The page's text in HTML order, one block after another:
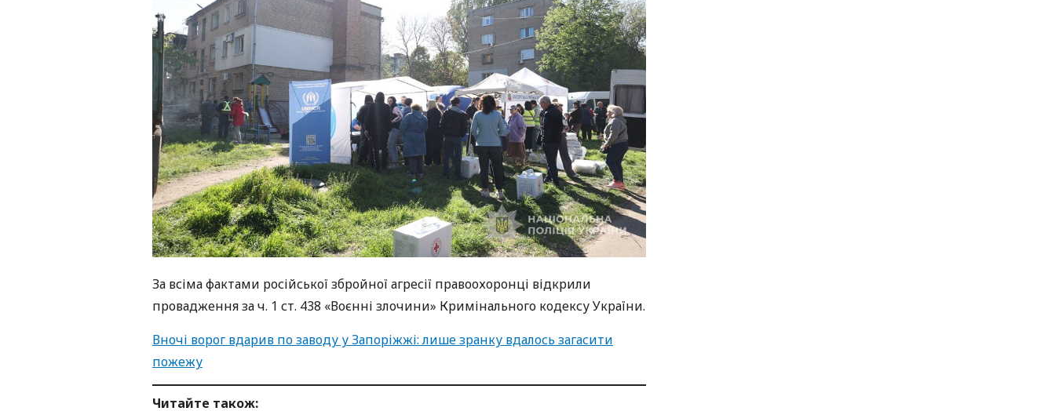
За всіма фактами російської збройної агресії правоохоронці відкрили
провадження за ч. 1 ст. 438 «Воєнні злочини» Кримінального кодексу України.
Вночі ворог вдарив по заводу у Запоріжжі: лише зранку вдалось загасити
пожежу
Читайте також: